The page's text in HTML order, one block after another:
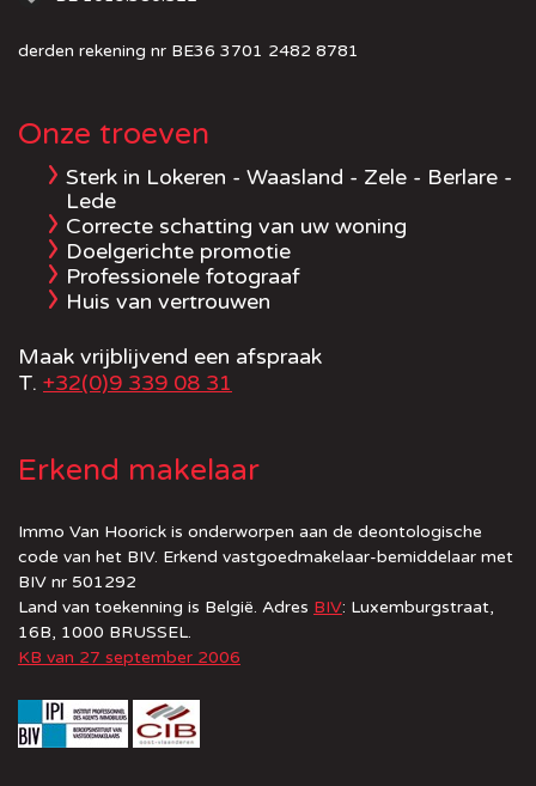
derden rekening nr BE36 3701 2482 8781
Onze troeven
Sterk in Lokeren - Waasland - Zele - Berlare -
Lede
Correcte schatting van uw woning
Doelgerichte promotie
Professionele fotograaf
Huis van vertrouwen
Maak vrijblijvend een afspraak
T. +32(0)9 339 08 31
Erkend makelaar
Immo Van Hoorick is onderworpen aan de deontologische
code van het BIV. Erkend vastgoedmakelaar-bemiddelaar met
BIV nr 501292
Land van toekenning is België. Adres BIV: Luxemburgstraat,
16B, 1000 BRUSSEL.
KB van 27 september 2006